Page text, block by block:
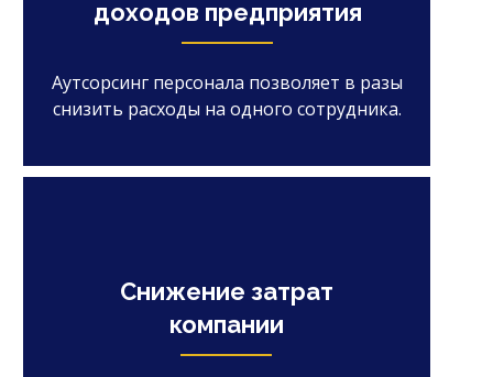
Снижение затрат
компании
доходов предприятия
Аутсорсинг персонала позволяет в разы
снизить расходы на одного сотрудника.